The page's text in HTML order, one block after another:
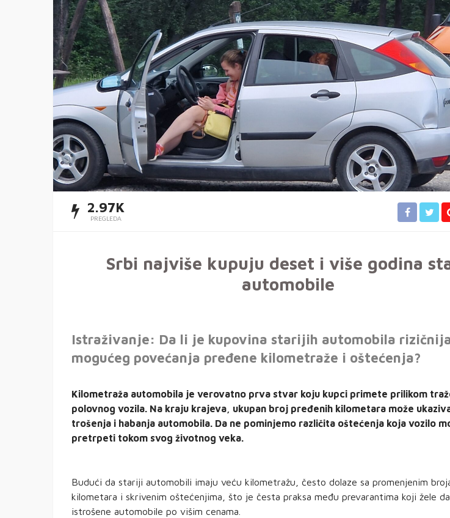
2.97K
PREGLEDA
Srbi najviše kupuju deset i više godina
automobile
Istraživanje: Da li je kupovina starijih automobila
mogućeg povećanja pređene kilometraže i oštećenja?
Kilometraža automobila je verovatno prva stvar koju kupci primete prilikom
polovnog vozila. Na kraju krajeva, ukupan broj pređenih kilometara može
trošenja i habanja automobila. Da ne pominjemo različita oštećenja koja vozilo
pretrpeti tokom svog životnog veka.
Budući da stariji automobili imaju veću kilometražu, često dolaze sa promenjenim
kilometara i skrivenim oštećenjima, što je česta praksa među prevarantima koji žele
istrošene automobile po višim cenama.